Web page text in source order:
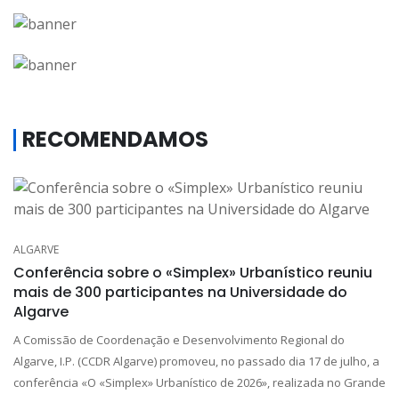
RECOMENDAMOS
ALGARVE
Conferência sobre o «Simplex» Urbanístico reuniu
mais de 300 participantes na Universidade do
Algarve
A Comissão de Coordenação e Desenvolvimento Regional do
Algarve, I.P. (CCDR Algarve) promoveu, no passado dia 17 de julho, a
conferência «O «Simplex» Urbanístico de 2026», realizada no Grande